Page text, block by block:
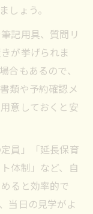
しょう。
記用具、質問リ
が挙げられま
合もあるので、
類や予約確認メ
意しておくと安
員」「延長保育
体制」など、自
ると効率的で
当日の見学がよ